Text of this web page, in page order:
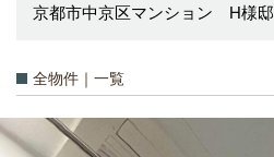
京都市中京区マンション H様邸
全物件｜一覧